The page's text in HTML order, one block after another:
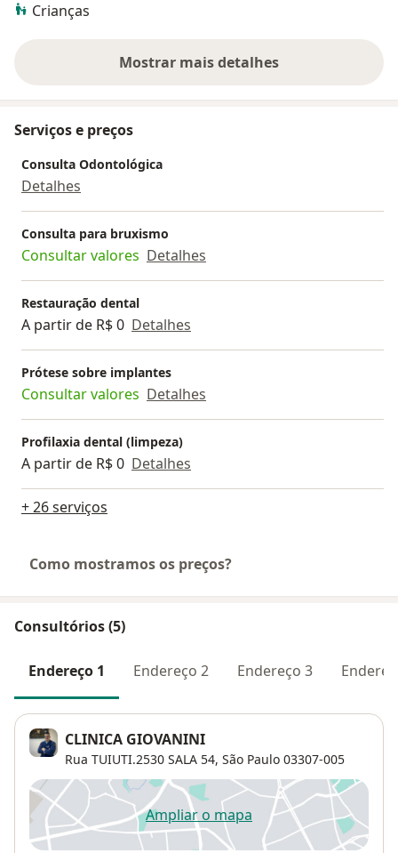
Crianças
Mostrar mais detalhes
sobre a experiência
Serviços e preços
Consulta Odontológica
Detalhes
Consulta para bruxismo
Consultar valores Detalhes
Restauração dental
A partir de R$ 0 Detalhes
Prótese sobre implantes
Consultar valores Detalhes
Profilaxia dental (limpeza)
A partir de R$ 0 Detalhes
+ 26 serviços
Como mostramos os preços?
Consultórios (5)
Endereço 1 Endereço 2 Endereço 3
CLINICA GIOVANINI
Rua TUIUTI.2530 SALA 54, São Paulo 03307-005
Ampliar o mapaabre num novo separador